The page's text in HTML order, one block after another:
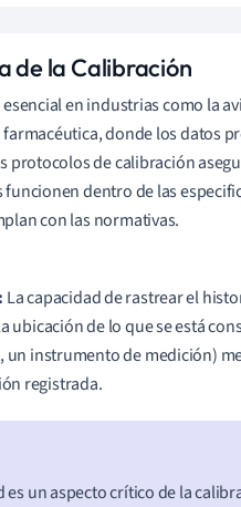
de la Calibración
en industrias como la
donde los datos
protocolos de calibración
dentro de las
con las normativas.
La capacidad de rastrear el
ubicación de lo que se está
un instrumento de medición)
registrada.
es un aspecto crítico de la